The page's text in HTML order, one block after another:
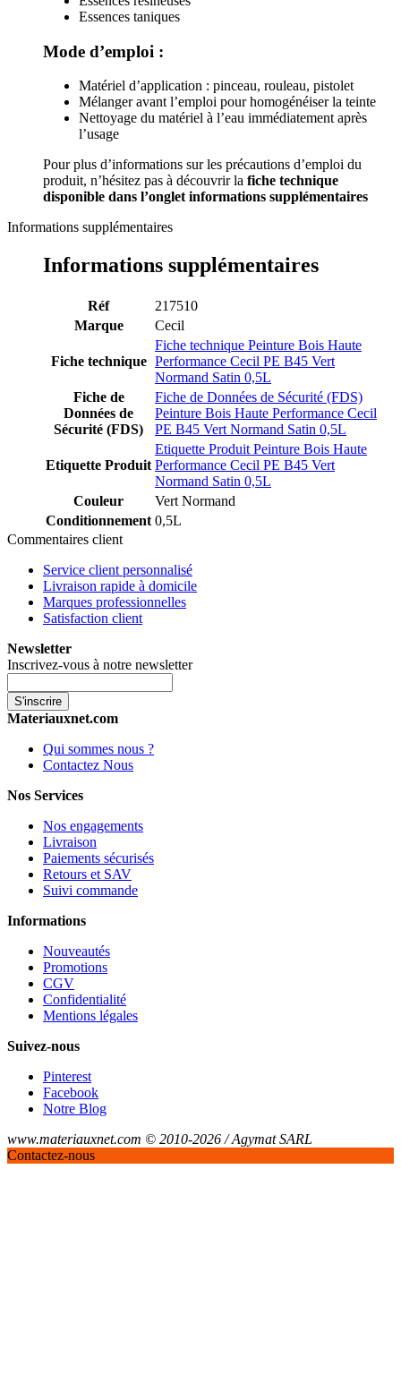
Essences taniques
Mode d’emploi :
Matériel d’application : pinceau, rouleau, pistolet
Mélanger avant l’emploi pour homogénéiser la teinte
Nettoyage du matériel à l’eau immédiatement après
l’usage
Pour plus d’informations sur les précautions d’emploi du
produit, n’hésitez pas à découvrir la fiche technique
disponible dans l’onglet informations supplémentaires
Informations supplémentaires
Informations supplémentaires
Réf
217510
Marque
Cecil
Fiche technique
Fiche technique Peinture Bois Haute
Performance Cecil PE B45 Vert
Normand Satin 0,5L
Fiche de
Données de
Sécurité (FDS)
Fiche de Données de Sécurité (FDS)
Peinture Bois Haute Performance Cecil
PE B45 Vert Normand Satin 0,5L
Etiquette Produit
Etiquette Produit Peinture Bois Haute
Performance Cecil PE B45 Vert
Normand Satin 0,5L
Couleur
Vert Normand
Conditionnement 0,5L
Commentaires client
Service client personnalisé
Livraison rapide à domicile
Marques professionnelles
Satisfaction client
Newsletter
Inscrivez-vous à notre newsletter
S'inscrire
Materiauxnet.com
Qui sommes nous ?
Contactez Nous
Nos Services
Nos engagements
Livraison
Paiements sécurisés
Retours et SAV
Suivi commande
Informations
Nouveautés
Promotions
CGV
Confidentialité
Mentions légales
Suivez-nous
Pinterest
Facebook
Notre Blog
www.materiauxnet.com © 2010-2026 / Agymat SARL
Contactez-nous